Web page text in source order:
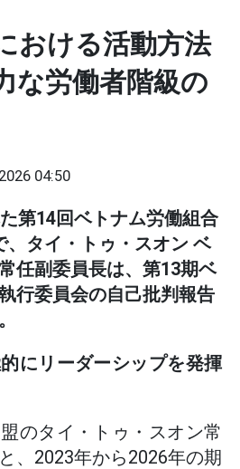
おける活動方法
な労働者階級の
04:50
第14回ベトナム労働組合
、タイ・トゥ・スオン ベ
任副委員長は、第13期ベ
行委員会の自己批判報告
にリーダーシップを発揮
のタイ・トゥ・スオン常
、2023年から2026年の期